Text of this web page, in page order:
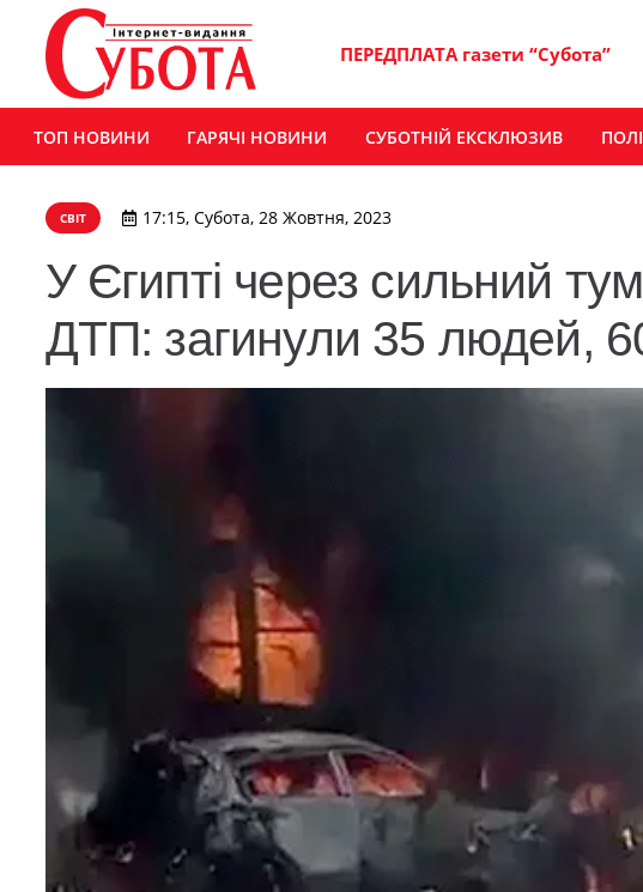
ПЕРЕДПЛАТА газети “Субота”
ТОП НОВИНИ ГАРЯЧІ НОВИНИ СУБОТНІЙ ЕКСКЛЮЗИВ
СВІТ 17:15, Субота, 28 Жовтня, 2023
У Єгипті через сильний
ДТП: загинули 35 людей,